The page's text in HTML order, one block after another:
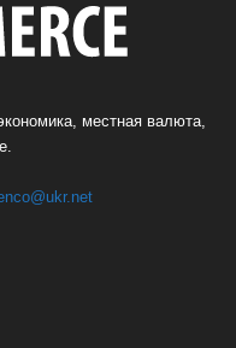
местная валюта,